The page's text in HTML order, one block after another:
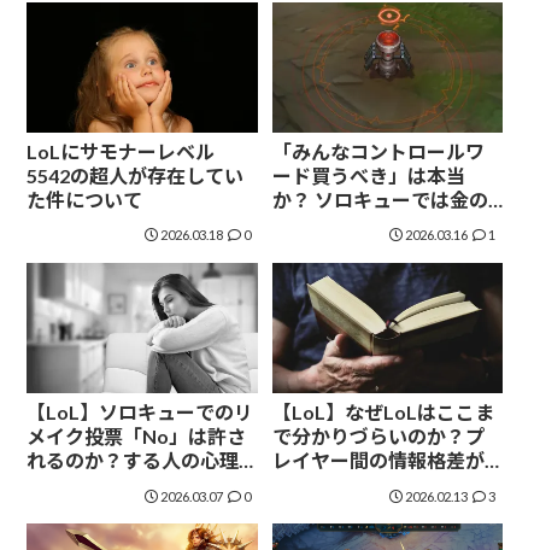
LoLにサモナーレベル
5542の超人が存在してい
た件について
2026.03.18 0
「みんなコントロールワ
ード買うべき」は本当
か？ ソロキューでは金の
2026.03.16 1
【LoL】ソロキューでのリ
メイク投票「No」は許さ
れるのか？する人の心理
2026.03.07 0
【LoL】なぜLoLはここま
で分かりづらいのか？プ
レイヤー間の情報格差が
2026.02.13 3